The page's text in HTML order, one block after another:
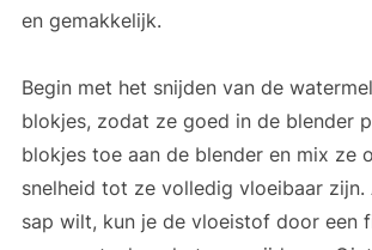
en gemakkelijk.
Begin met het snijden van de
blokjes, zodat ze goed in de blender
blokjes toe aan de blender en mix ze
snelheid tot ze volledig vloeibaar zijn.
sap wilt, kun je de vloeistof door een